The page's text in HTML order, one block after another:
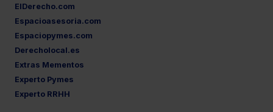
ElDerecho.com
Espacioasesoria.com
Espaciopymes.com
Derecholocal.es
Extras Mementos
Experto Pymes
Experto RRHH